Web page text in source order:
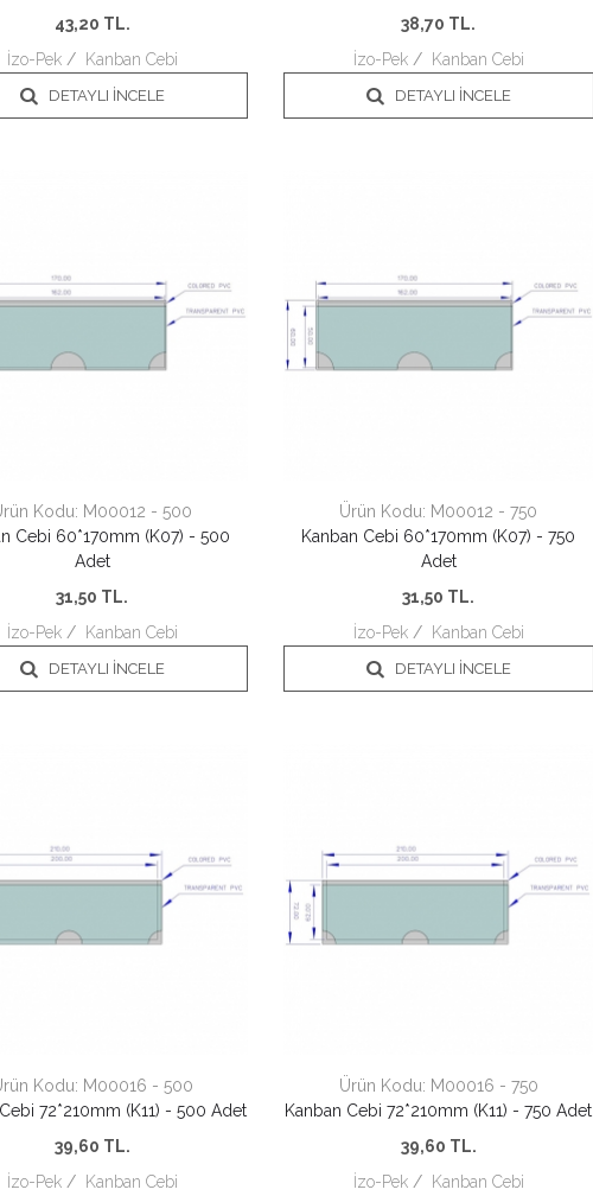
43,20 TL.
İzo-Pek/ Kanban Cebi
DETAYLI İNCELE
38,70 TL.
İzo-Pek/ Kanban Cebi
DETAYLI İNCELE
Kodu: M00012 - 500
Cebi 60*170mm (K07) - 500
Adet
31,50 TL.
İzo-Pek/ Kanban Cebi
DETAYLI İNCELE
Ürün Kodu: M00012 - 750
Kanban Cebi 60*170mm (K07) - 750
Adet
31,50 TL.
İzo-Pek/ Kanban Cebi
DETAYLI İNCELE
Kodu: M00016 - 500
72*210mm (K11) - 500 Adet
39,60 TL.
İzo-Pek/ Kanban Cebi
Ürün Kodu: M00016 - 750
Kanban Cebi 72*210mm (K11) - 750 Adet
39,60 TL.
İzo-Pek/ Kanban Cebi